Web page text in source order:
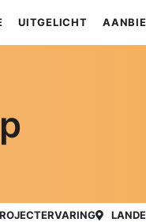
UITGELICHT